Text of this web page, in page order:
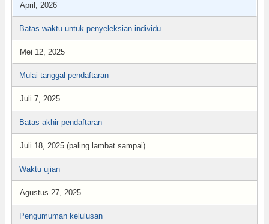
April, 2026
Batas waktu untuk penyeleksian individu
Mei 12, 2025
Mulai tanggal pendaftaran
Juli 7, 2025
Batas akhir pendaftaran
Juli 18, 2025 (paling lambat sampai)
Waktu ujian
Agustus 27, 2025
Pengumuman kelulusan